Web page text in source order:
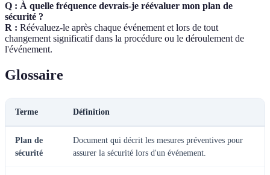
Q : À quelle fréquence devrais-je réévaluer mon plan de
sécurité ?
R : Réévaluez-le après chaque événement et lors de tout
changement significatif dans la procédure ou le déroulement de
l'événement.
Glossaire
Terme Définition
Plan de
sécurité
Document qui décrit les mesures préventives pour
assurer la sécurité lors d'un événement.